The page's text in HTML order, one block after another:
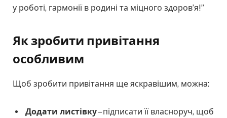
у роботі, гармонії в родині та міцного здоров’я!”
Як зробити привітання
особливим
Щоб зробити привітання ще яскравішим, можна:
Додати листівку– підписати її власноруч, щоб